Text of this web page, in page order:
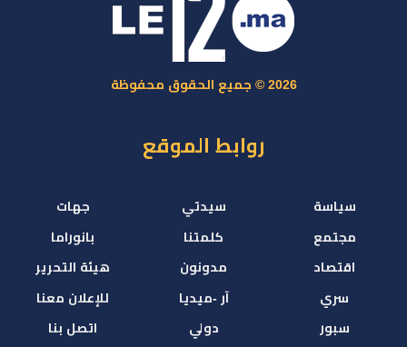
2026 © جميع الحقوق محفوظة
روابط الموقع
سياسة
مجتمع
اقتصاد
سري
سبور
سيدتي
كلمتنا
مدونون
آر -ميديا
دولي
جهات
بانوراما
هيئة التحرير
للإعلان معنا
اتصل بنا